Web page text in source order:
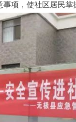
项，使社区居民掌